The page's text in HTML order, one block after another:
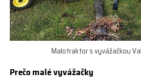
Malotraktor s vyvážačkou
Prečo malé vyvážačky